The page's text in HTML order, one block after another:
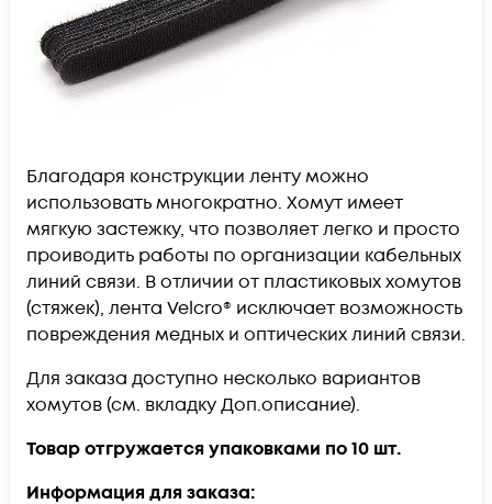
Благодаря конструкции ленту можно
использовать многократно. Хомут имеет
мягкую застежку, что позволяет легко и просто
проиводить работы по организации кабельных
линий связи. В отличии от пластиковых хомутов
(стяжек), лента Velcro® исключает возможность
повреждения медных и оптических линий связи.
Для заказа доступно несколько вариантов
хомутов (см. вкладку Доп.описание).
Товар отгружается упаковками по 10 шт.
Информация для заказа: